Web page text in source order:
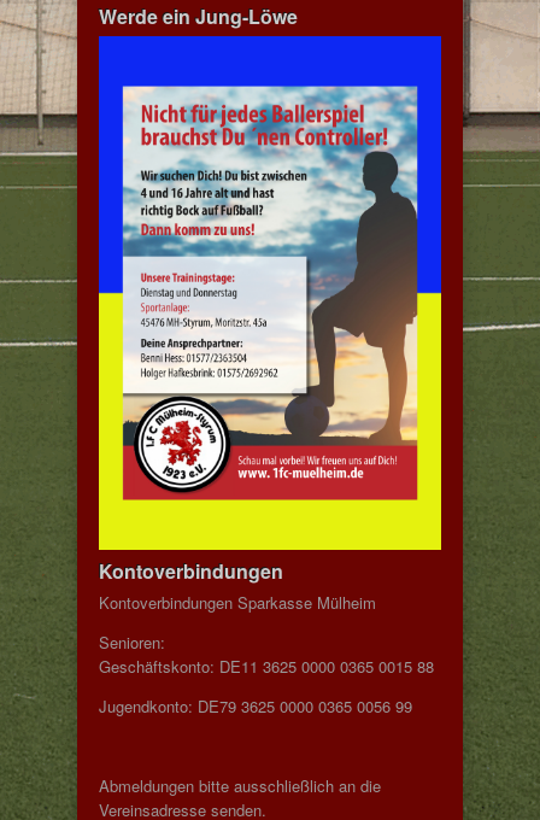
Werde ein Jung-Löwe
Kontoverbindungen
Kontoverbindungen Sparkasse Mülheim
Senioren:
Geschäftskonto: DE11 3625 0000 0365 0015 88
Jugendkonto: DE79 3625 0000 0365 0056 99
Abmeldungen bitte ausschließlich an die
Vereinsadresse senden.